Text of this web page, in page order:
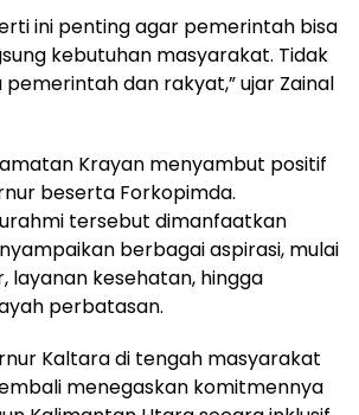
ini penting agar pemerintah bisa
kebutuhan masyarakat. Tidak
dan rakyat,” ujar Zainal
Krayan menyambut positif
beserta Forkopimda.
tersebut dimanfaatkan
berbagai aspirasi, mulai
layanan kesehatan, hingga
perbatasan.
Kaltara di tengah masyarakat
menegaskan komitmennya